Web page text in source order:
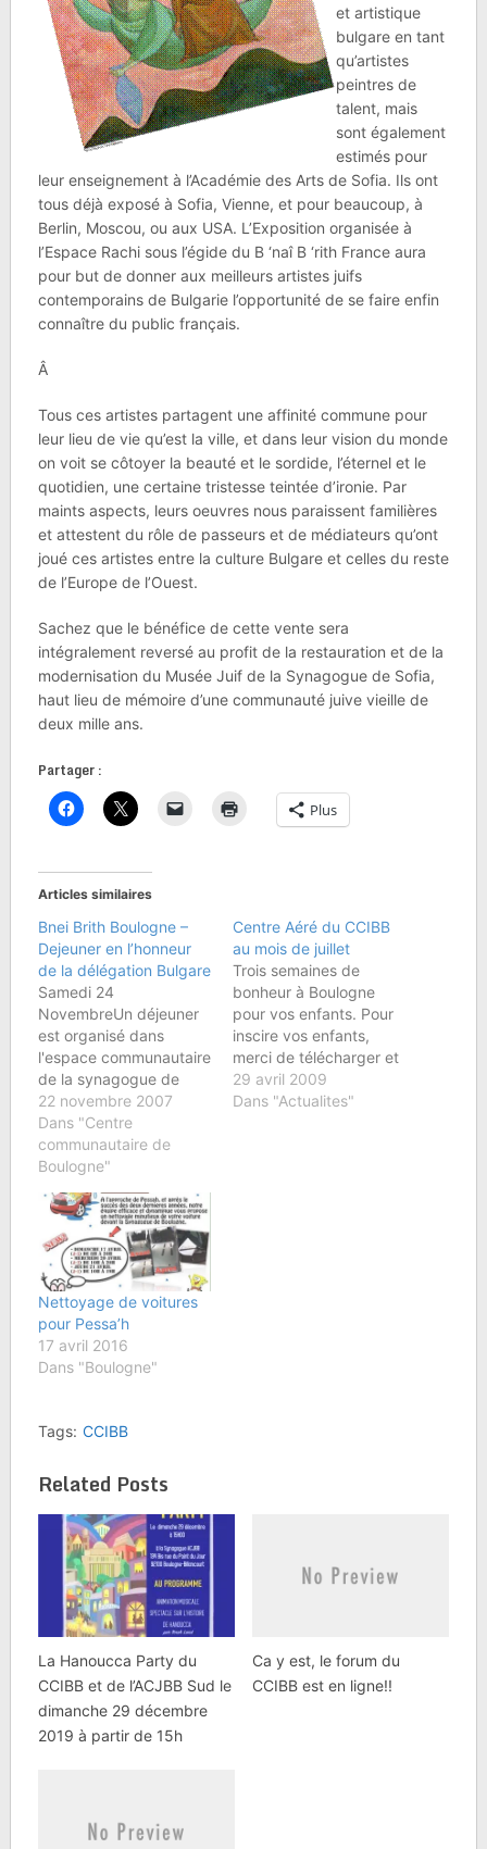
et artistique
bulgare en tant
qu’artistes
peintres de
talent, mais
sont également
estimés pour
leur enseignement à l’Académie des Arts de Sofia. Ils ont
tous déjà exposé à Sofia, Vienne, et pour beaucoup, à
Berlin, Moscou, ou aux USA. L’Exposition organisée à
l’Espace Rachi sous l’égide du B ‘naî B ‘rith France aura
pour but de donner aux meilleurs artistes juifs
contemporains de Bulgarie l’opportunité de se faire enfin
connaître du public français.
Â
Tous ces artistes partagent une affinité commune pour
leur lieu de vie qu’est la ville, et dans leur vision du monde
on voit se côtoyer la beauté et le sordide, l’éternel et le
quotidien, une certaine tristesse teintée d’ironie. Par
maints aspects, leurs oeuvres nous paraissent familières
et attestent du rôle de passeurs et de médiateurs qu’ont
joué ces artistes entre la culture Bulgare et celles du reste
de l’Europe de l’Ouest.
Sachez que le bénéfice de cette vente sera
intégralement reversé au profit de la restauration et de la
modernisation du Musée Juif de la Synagogue de Sofia,
haut lieu de mémoire d’une communauté juive vieille de
deux mille ans.
Partager :
Plus
Articles similaires
Bnei Brith Boulogne –
Dejeuner en l’honneur
de la délégation Bulgare
Samedi 24
NovembreUn déjeuner
est organisé dans
l'espace communautaire
de la synagogue de
Boulogne en l'honneur
du bureau du B'nai B
'rith de Sofia et des
représentants de
peintres juifs bulgares.
La participation aux
frais est de 30€ par
personne (20€ pour les
enfants). Veuillez
rapidement réserver
vos…
22 novembre 2007
Dans "Centre
communautaire de
Boulogne"
Centre Aéré du CCIBB
au mois de juillet
Trois semaines de
bonheur à Boulogne
pour vos enfants. Pour
inscire vos enfants,
merci de télécharger et
de renseigner les
documents
29 avril 2009
Dans "Actualites"
Nettoyage de voitures
pour Pessa’h
17 avril 2016
Dans "Boulogne"
Tags: CCIBB
Related Posts
La Hanoucca Party du
CCIBB et de l’ACJBB Sud le
dimanche 29 décembre
2019 à partir de 15h
Ca y est, le forum du
CCIBB est en ligne!!